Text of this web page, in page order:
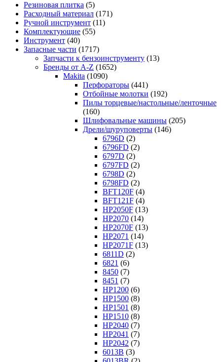
Резиновая плитка (5)
Расходный материал (171)
Ручной инструмент (11)
Комплектующие (55)
Инструмент (40)
Запасные части (1717)
Запчасти к бензоинструменту (13)
Бренды от A-Z (1652)
Makita (1090)
Перфораторы (441)
Отбойные молотки (192)
Пилы торцевые/настольные/ленточные
(160)
Шлифовальные машины (205)
Дрели/шуруповерты (146)
6796D (2)
6796FD (2)
6797D (2)
6797FD (2)
6798D (2)
6798FD (2)
BFT120F (4)
BFT121F (4)
HP2050F (13)
HP2070 (14)
HP2070F (13)
HP2071 (14)
HP2071F (13)
6811D (2)
6821 (6)
8450 (7)
8451 (7)
HP1200 (6)
HP1500 (8)
HP1501 (8)
HP1510 (8)
HP2040 (7)
HP2041 (7)
HP2042 (7)
6013B (3)